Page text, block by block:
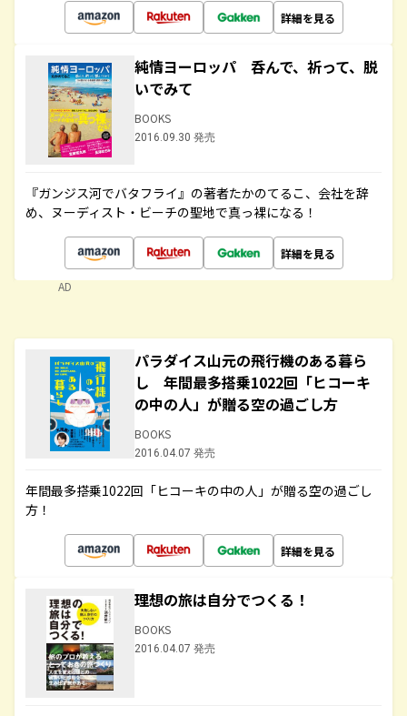
詳細を見る
純情ヨーロッパ 呑んで、祈って、脱
いでみて
BOOKS
2016.09.30 発売
『ガンジス河でバタフライ』の著者たかのてるこ、会社を辞
め、ヌーディスト・ビーチの聖地で真っ裸になる！
詳細を見る
AD
パラダイス山元の飛行機のある暮ら
し 年間最多搭乗1022回「ヒコーキ
の中の人」が贈る空の過ごし方
BOOKS
2016.04.07 発売
年間最多搭乗1022回「ヒコーキの中の人」が贈る空の過ごし
方！
詳細を見る
理想の旅は自分でつくる！
BOOKS
2016.04.07 発売